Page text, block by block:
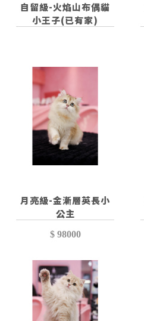
自留級-火焰山布偶貓
小王子(已有家)
月亮級-金漸層英長小
公主
$ 98000